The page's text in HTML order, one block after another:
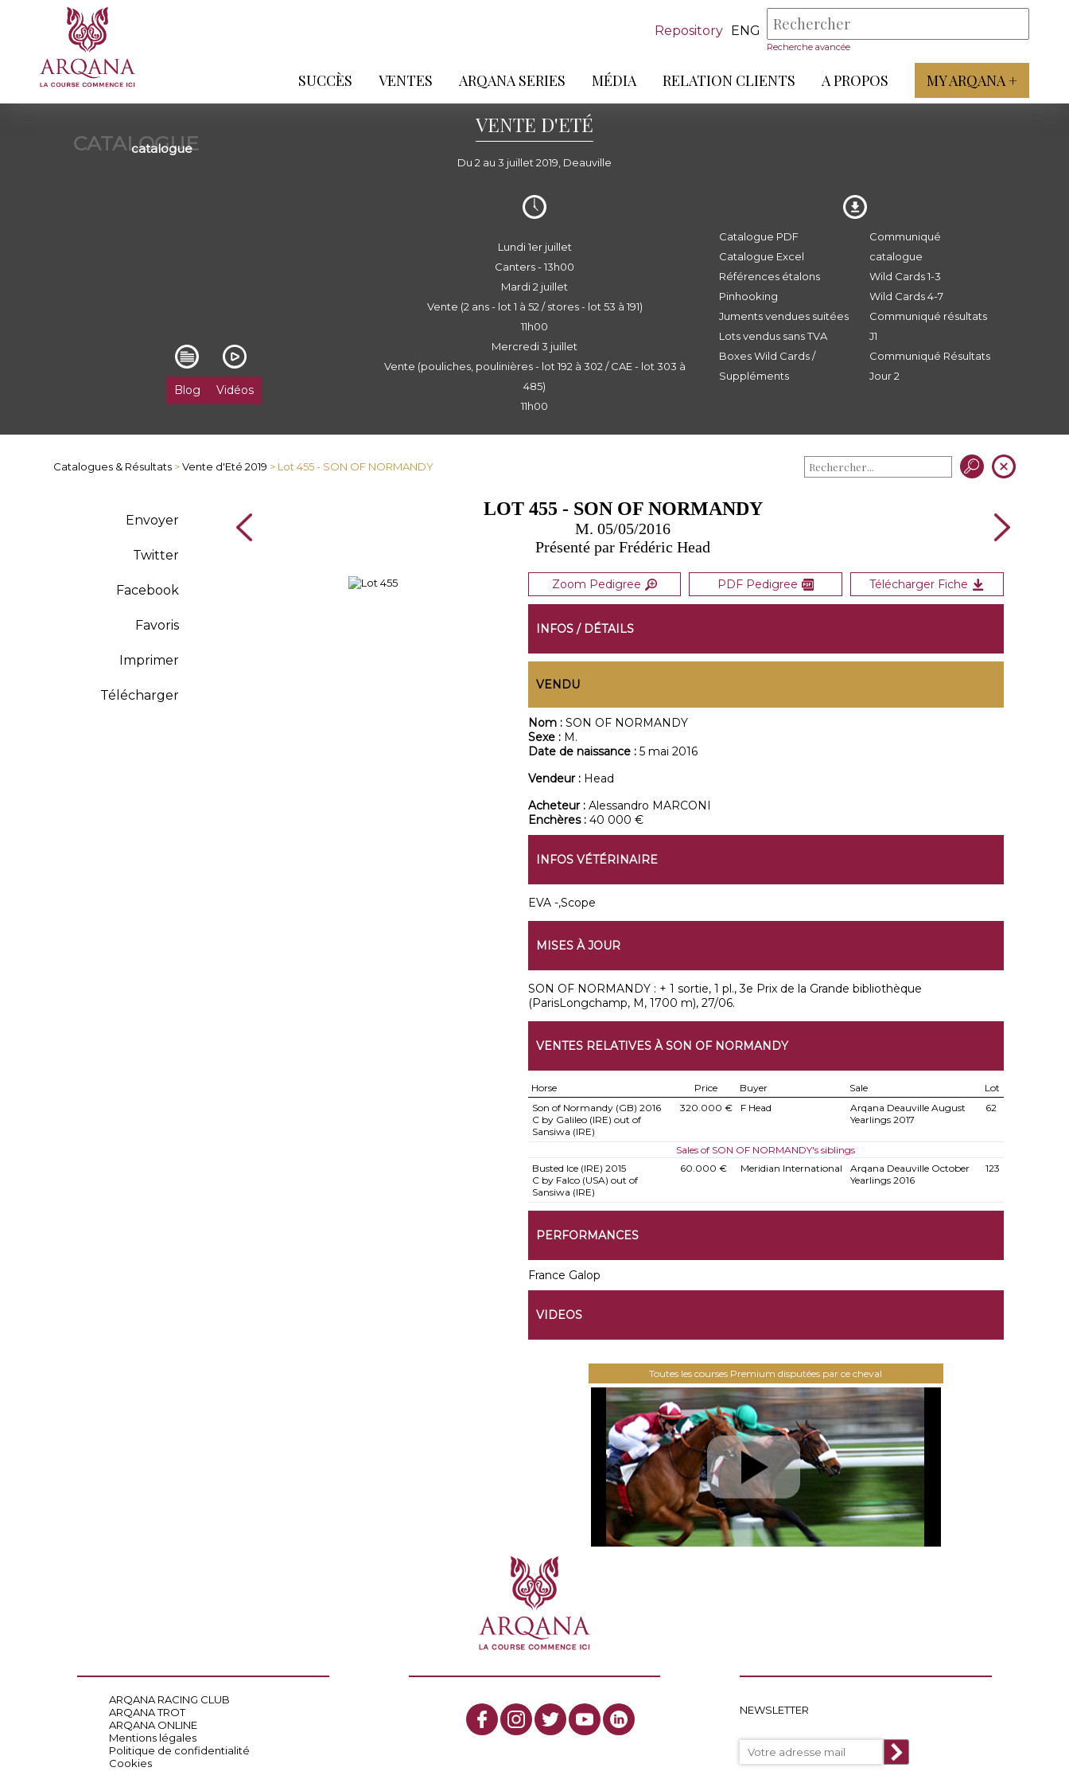
Repository ENG
Recherche avancée
SUCCÈS VENTES ARQANA SERIES MÉDIA RELATION CLIENTS A PROPOS MY ARQANA +
CATALOGUE
catalogue
VENTE D'ETÉ
Du 2 au 3 juillet 2019, Deauville
Blog Vidéos
Lundi 1er juillet
Canters - 13h00
Mardi 2 juillet
Vente (2 ans - lot 1 à 52 / stores - lot 53 à 191)
11h00
Mercredi 3 juillet
Vente (pouliches, poulinières - lot 192 à 302 / CAE - lot 303 à
485)
11h00
Catalogue PDF
Catalogue Excel
Références étalons
Pinhooking
Juments vendues suitées
Lots vendus sans TVA
Boxes Wild Cards /
Suppléments
Communiqué
catalogue
Wild Cards 1-3
Wild Cards 4-7
Communiqué résultats
J1
Communiqué Résultats
Jour 2
Catalogues & Résultats >Vente d'Eté 2019 > Lot 455 - SON OF NORMANDY
Envoyer
Twitter
Facebook
Favoris
Imprimer
Télécharger
LOT 455 - SON OF NORMANDY
M. 05/05/2016
Présenté par Frédéric Head
Zoom Pedigree PDF Pedigree Télécharger Fiche
INFOS / DÉTAILS
VENDU
Nom : SON OF NORMANDY
Sexe : M.
Date de naissance : 5 mai 2016
Vendeur : Head
Acheteur : Alessandro MARCONI
Enchères : 40 000 €
INFOS VÉTÉRINAIRE
EVA -,Scope
MISES À JOUR
SON OF NORMANDY : + 1 sortie, 1 pl., 3e Prix de la Grande bibliothèque
(ParisLongchamp, M, 1700 m), 27/06.
VENTES RELATIVES À SON OF NORMANDY
Horse Price Buyer Sale
Lot
Son of Normandy (GB) 2016
C by Galileo (IRE) out of
Sansiwa (IRE)
320.000 € F Head
Arqana Deauville August
Yearlings 2017
62
Sales of SON OF NORMANDY's siblings
Busted Ice (IRE) 2015
C by Falco (USA) out of
Sansiwa (IRE)
60.000 € Meridian International
Arqana Deauville October
Yearlings 2016
123
PERFORMANCES
France Galop
VIDEOS
Toutes les courses Premium disputées par ce cheval
ARQANA RACING CLUB
ARQANA TROT
ARQANA ONLINE
Mentions légales
Politique de confidentialité
Cookies
NEWSLETTER